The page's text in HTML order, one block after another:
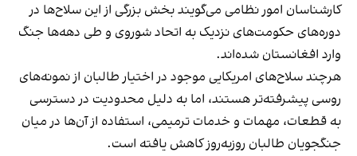
کارشناسان امور نظامی می‌گویند بخش بزرگی از این سلاح‌ها در
دوره‌های حکومت‌های نزدیک به اتحاد شوروی و طی دهه‌ها جنگ
وارد افغانستان شده‌اند.
هرچند سلاح‌های امریکایی موجود در اختیار طالبان از نمونه‌های
روسی پیشرفته‌تر هستند، اما به دلیل محدودیت در دسترسی
به قطعات، مهمات و خدمات ترمیمی، استفاده از آن‌ها در میان
جنگجویان طالبان روزبه‌روز کاهش یافته است.